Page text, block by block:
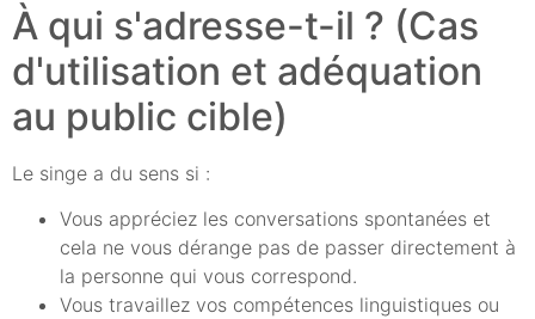
À qui s'adresse-t-il ? (Cas
d'utilisation et adéquation
au public cible)
Le singe a du sens si :
Vous appréciez les conversations spontanées et
cela ne vous dérange pas de passer directement à
la personne qui vous correspond.
Vous travaillez vos compétences linguistiques ou